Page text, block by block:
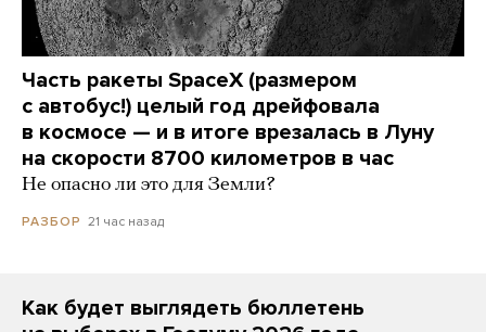
Часть ракеты SpaceX (размером
с автобус!) целый год дрейфовала
в космосе — и в итоге врезалась в Луну
на скорости 8700 километров в час
Не опасно ли это для Земли?
РАЗБОР 21 час назад
Как будет выглядеть бюллетень